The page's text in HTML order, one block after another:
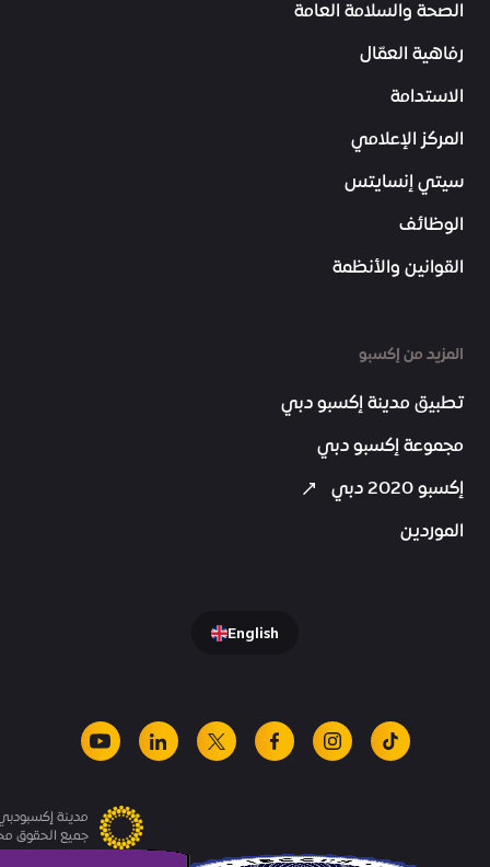
الصحة والسلامة العامة
رفاهية العمّال
الاستدامة
المركز الإعلامي
سيتي إنسايتس
الوظائف
القوانين والأنظمة
المزيد من إكسبو
تطبيق مدينة إكسبو دبي
مجموعة إكسبو دبي
إكسبو 2020 دبي
الموردين
English
tiktok
instagram
facebook
x
linkedin
youtube
مدينة
جميع الحقوق